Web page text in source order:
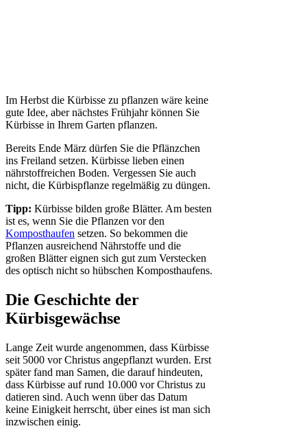
Im Herbst die Kürbisse zu pflanzen wäre keine
gute Idee, aber nächstes Frühjahr können Sie
Kürbisse in Ihrem Garten pflanzen.
Bereits Ende März dürfen Sie die Pflänzchen
ins Freiland setzen. Kürbisse lieben einen
nährstoffreichen Boden. Vergessen Sie auch
nicht, die Kürbispflanze regelmäßig zu düngen.
Tipp: Kürbisse bilden große Blätter. Am besten
ist es, wenn Sie die Pflanzen vor den
Komposthaufen setzen. So bekommen die
Pflanzen ausreichend Nährstoffe und die
großen Blätter eignen sich gut zum Verstecken
des optisch nicht so hübschen Komposthaufens.
Die Geschichte der
Kürbisgewächse
Lange Zeit wurde angenommen, dass Kürbisse
seit 5000 vor Christus angepflanzt wurden. Erst
später fand man Samen, die darauf hindeuten,
dass Kürbisse auf rund 10.000 vor Christus zu
datieren sind. Auch wenn über das Datum
keine Einigkeit herrscht, über eines ist man sich
inzwischen einig.